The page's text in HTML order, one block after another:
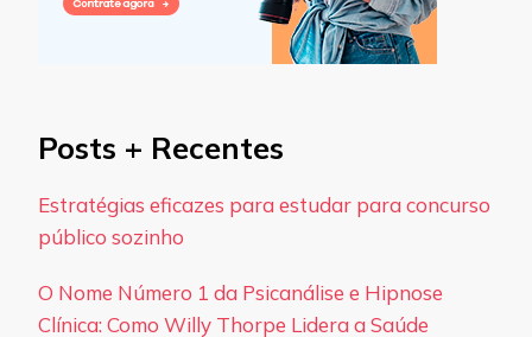
Posts + Recentes
Estratégias eficazes para estudar para concurso
público sozinho
O Nome Número 1 da Psicanálise e Hipnose
Clínica: Como Willy Thorpe Lidera a Saúde